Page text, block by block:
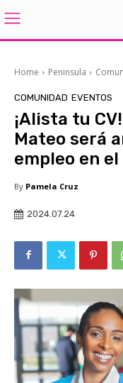
Home Peninsula
COMUNIDAD EVENTOS
¡Alista tu
Mateo será
empleo en
By Pamela Cruz
2024.07.24